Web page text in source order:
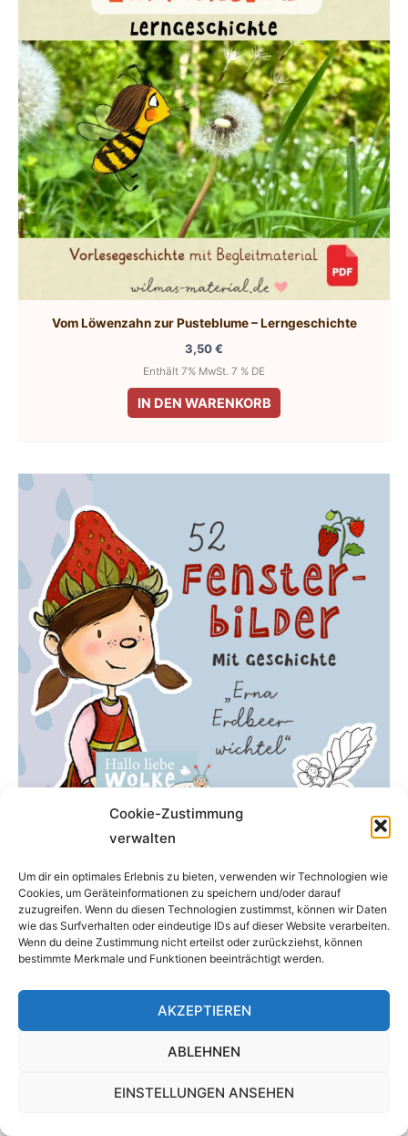
Cookie-Zustimmung
verwalten
Um dir ein optimales Erlebnis zu bieten, verwenden wir Technologien wie
Cookies, um Geräteinformationen zu speichern und/oder darauf
zuzugreifen. Wenn du diesen Technologien zustimmst, können wir Daten
wie das Surfverhalten oder eindeutige IDs auf dieser Website verarbeiten.
Wenn du deine Zustimmung nicht erteilst oder zurückziehst, können
bestimmte Merkmale und Funktionen beeinträchtigt werden.
AKZEPTIEREN
ABLEHNEN
EINSTELLUNGEN ANSEHEN
Vom Löwenzahn zur Pusteblume – Lerngeschichte
3,50€
Enthält 7% MwSt. 7 % DE
IN DEN WARENKORB
Kindergarten
3,99€
Enthält 7% MwSt. 7 % DE